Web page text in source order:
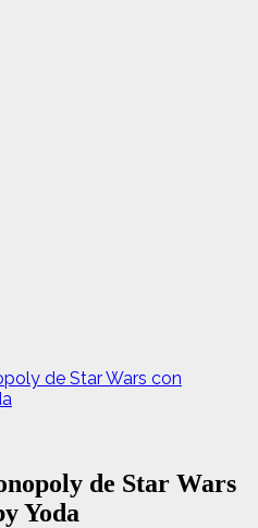
de Star Wars con
de Star Wars
Yoda